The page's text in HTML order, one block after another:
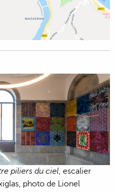
piliers du ciel, escalier
photo de Lionel